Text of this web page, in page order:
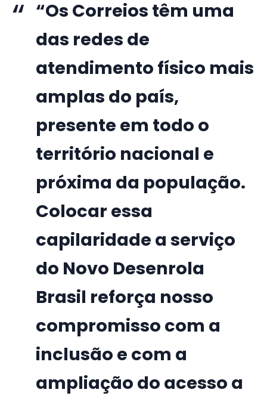
“Os Correios têm uma
das redes de
atendimento físico mais
amplas do país,
presente em todo o
território nacional e
próxima da população.
Colocar essa
capilaridade a serviço
do Novo Desenrola
Brasil reforça nosso
compromisso com a
inclusão e com a
ampliação do acesso a